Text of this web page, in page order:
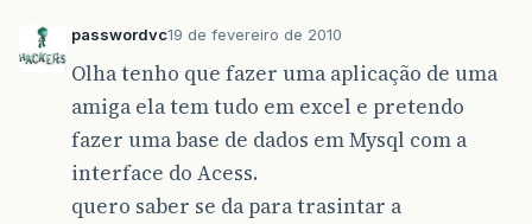
passwordvc19 de fevereiro de 2010
Olha tenho que fazer uma aplicação de uma
amiga ela tem tudo em excel e pretendo
fazer uma base de dados em Mysql com a
interface do Acess.
quero saber se da para trasintar a